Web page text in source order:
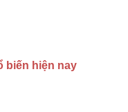
biến hiện nay